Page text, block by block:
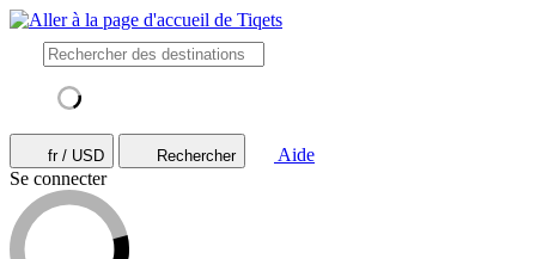
fr / USD Rechercher
Aide
Se connecter